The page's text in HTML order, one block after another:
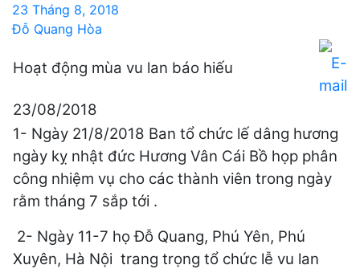
23 Tháng 8, 2018
Đỗ Quang Hòa
Hoạt động mùa vu lan báo hiếu
23/08/2018
1- Ngày 21/8/2018 Ban tổ chức lế dâng hương
ngày kỵ nhật đức Hương Vân Cái Bồ họp phân
công nhiệm vụ cho các thành viên trong ngày
rằm tháng 7 sắp tới .
2- Ngày 11-7 họ Đỗ Quang, Phú Yên, Phú
Xuyên, Hà Nội trang trọng tổ chức lễ vu lan